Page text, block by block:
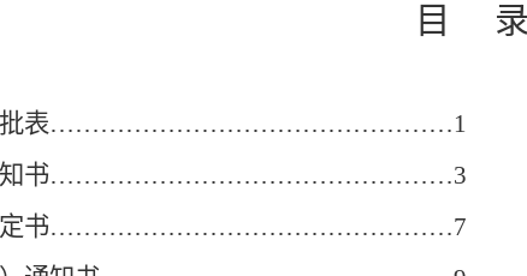
目 录
表…………………………………………1
书…………………………………………3
书…………………………………………7